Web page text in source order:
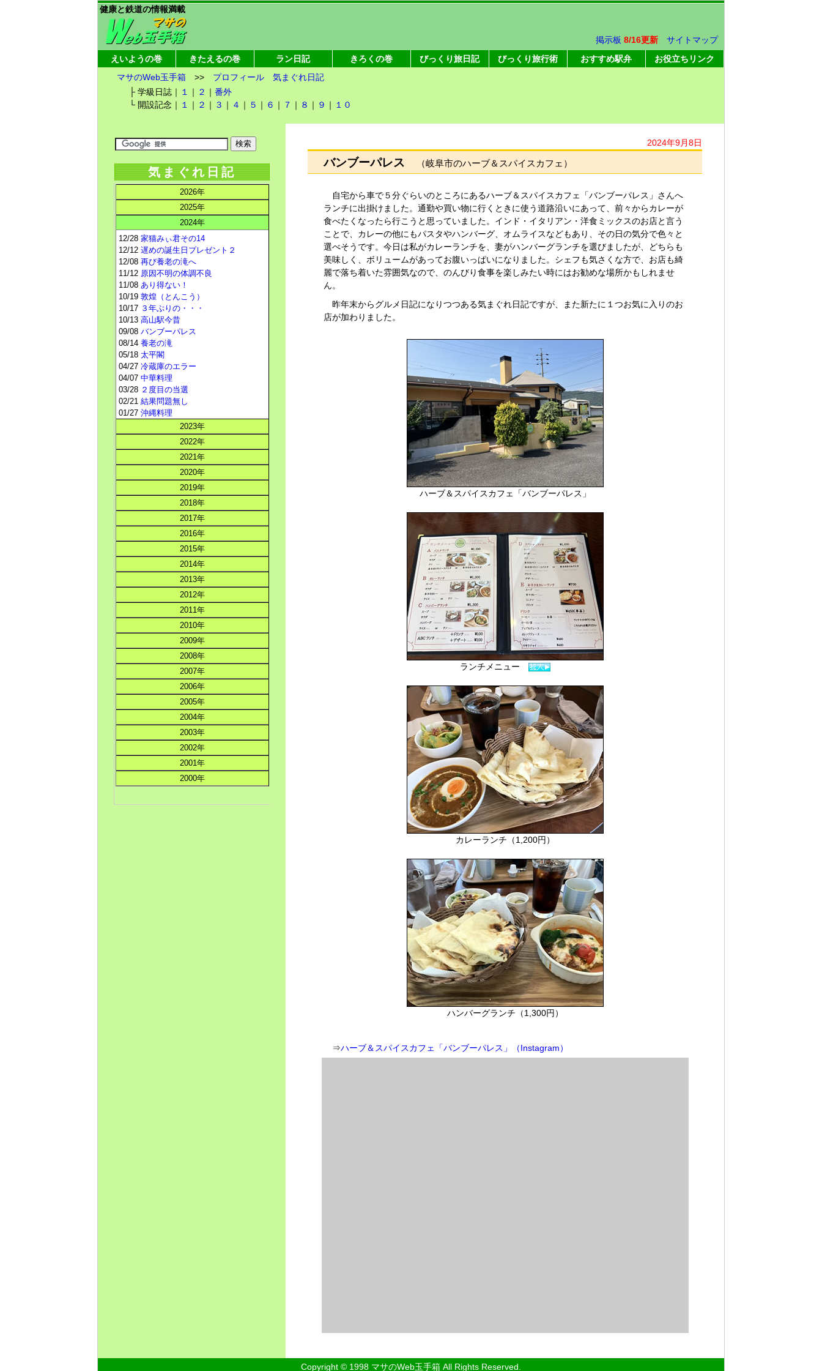
健康と鉄道の情報満載
掲示板 8/16更新
サイトマップ
えいようの巻
きたえるの巻 ラン日記 きろくの巻 びっくり旅日記 びっくり旅行術 おすすめ駅弁
お役立ちリンク
マサのWeb玉手箱>> プロフィール
気まぐれ日記
├ 学級日誌｜ １ ｜ ２ ｜番外
└ 開設記念｜ １ ｜ ２ ｜ ３ ｜ ４ ｜ ５ ｜ ６ ｜ ７ ｜ ８ ｜ ９ ｜ １０
2024年9月8日
バンブーパレス （岐阜市のハーブ＆スパイスカフェ）
自宅から車で５分ぐらいのところにあるハーブ＆スパイスカフェ「バンブーパレス」さんへ
ランチに出掛けました。通勤や買い物に行くときに使う道路沿いにあって、前々からカレーが
食べたくなったら行こうと思っていました。インド・イタリアン・洋食ミックスのお店と言う
ことで、カレーの他にもパスタやハンバーグ、オムライスなどもあり、その日の気分で色々と
選べそうです。今日は私がカレーランチを、妻がハンバーグランチを選びましたが、どちらも
美味しく、ボリュームがあってお腹いっぱいになりました。シェフも気さくな方で、お店も綺
麗で落ち着いた雰囲気なので、のんびり食事を楽しみたい時にはお勧めな場所かもしれませ
ん。
昨年末からグルメ日記になりつつある気まぐれ日記ですが、また新たに１つお気に入りのお
店が加わりました。
ハーブ＆スパイスカフェ「バンブーパレス」
ランチメニュー
カレーランチ（1,200円）
ハンバーグランチ（1,300円）
⇒ハーブ＆スパイスカフェ「バンブーパレス」（Instagram）
気まぐれ日記
Copyright © 1998 マサのWeb玉手箱 All Rights Reserved.